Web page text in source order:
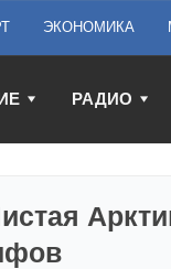
ЭКОНОМИКА
РАДИО